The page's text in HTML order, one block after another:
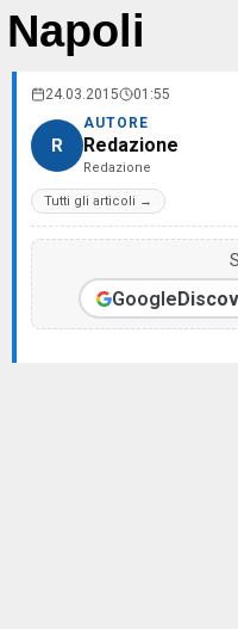
Napoli
24.03.2015 01:55
R
AUTORE
Redazione
Redazione
Tutti gli articoli →
Google